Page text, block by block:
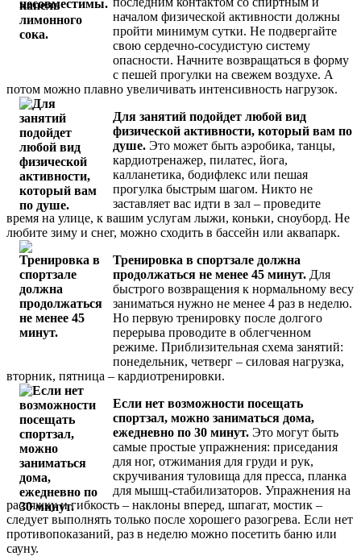
началом физической активности должны
пройти минимум сутки. Не подвергайте
свою сердечно-­сосудистую систему
опасности. Начните возвращаться в форму
с пешей прогулки на свежем воздухе. А
потом можно плавно увеличивать интенсивность нагрузок.
Для занятий подойдет любой вид
физической активности, который вам по
душе. Это может быть аэробика, танцы,
кардиотренажер, пилатес, йога,
калланетика, бодифлекс или пешая
прогулка быстрым шагом. Никто не
заставляет вас идти в зал – проведите
время на улице, к вашим услугам лыжи, коньки, сноуборд. Не
любите зиму и снег, можно сходить в бассейн или аквапарк.
Тренировка в спортзале должна
продолжаться не менее 45 минут. Для
быстрого возвращения к нормальному весу
заниматься нужно не менее 4 раз в неделю.
Но первую тренировку после долгого
перерыва проводите в облегченном
режиме. Приблизительная схема занятий:
понедельник, четверг – силовая нагрузка,
вторник, пятница – кардиотренировки.
Если нет возможности посещать
спортзал, можно заниматься дома,
ежедневно по 30 минут. Это могут быть
самые простые упражнения: приседания
для ног, отжимания для груди и рук,
скручивания туловища для пресса, планка
для мышц-стабилизаторов. Упражнения на
растяжку и гибкость – наклоны вперед, шпагат, мостик –
следует выполнять только после хорошего разогрева. Если нет
противопоказаний, раз в неделю можно посетить баню или
сауну.